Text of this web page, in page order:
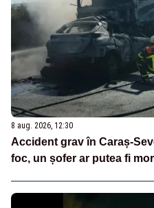
8 aug. 2026, 12:30
Accident grav în Caraș-
foc, un șofer ar putea fi